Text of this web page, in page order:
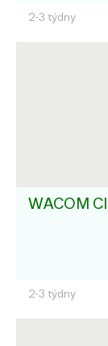
2-3 týdny
WACOM
2-3 týdny